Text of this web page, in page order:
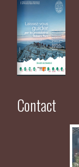
Contact